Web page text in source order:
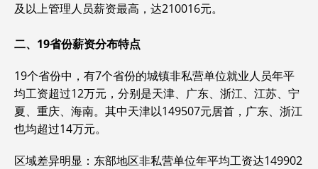
及以上管理人员薪资最高，达210016元。
二、19省份薪资分布特点
19个省份中，有‌7个省份‌的城镇非私营单位就业人员年平
均工资超过12万元，分别是天津、广东、浙江、江苏、宁
夏、重庆、海南。其中天津以149507元居首，广东、浙江
也均超过14万元。
区域差异明显：东部地区非私营单位年平均工资达149902